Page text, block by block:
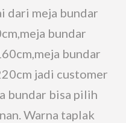
dari meja bundar
bundar
bundar
jadi customer
bundar bisa pilih
Warna taplak